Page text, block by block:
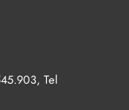
, Tel